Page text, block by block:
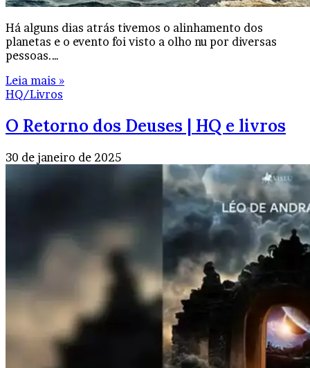
Há alguns dias atrás tivemos o alinhamento dos
planetas e o evento foi visto a olho nu por diversas
pessoas.…
Leia mais »
HQ/Livros
O Retorno dos Deuses | HQ e livros
30 de janeiro de 2025